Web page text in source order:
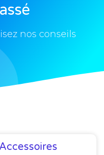
nos conseils